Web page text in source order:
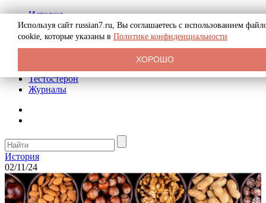
История
Биография
Криминал
Реклама на сайте
Тестостерон
Журналы
История
02/11/24
Используя сайт russian7.ru, Вы соглашаетесь с использованием
cookie, которые указаны в Политике конфиденциальности
ХОРОШО